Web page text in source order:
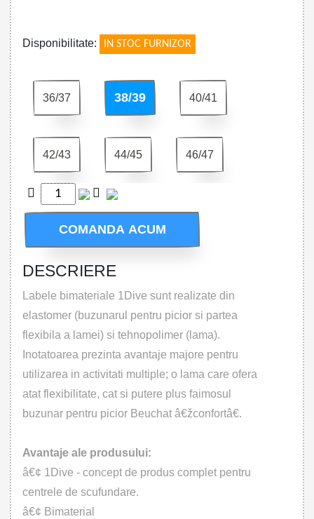
Disponibilitate: IN STOC FURNIZOR
36/37 38/39 40/41
42/43 44/45 46/47
COMANDA ACUM
DESCRIERE
Labele bimateriale 1Dive sunt realizate din
elastomer (buzunarul pentru picior si partea
flexibila a lamei) si tehnopolimer (lama).
Inotatoarea prezinta avantaje majore pentru
utilizarea in activitati multiple; o lama care ofera
atat flexibilitate, cat si putere plus faimosul
buzunar pentru picior Beuchat â€žconfortâ€.
Avantaje ale produsului:
â€¢ 1Dive - concept de produs complet pentru
centrele de scufundare.
â€¢ Bimaterial